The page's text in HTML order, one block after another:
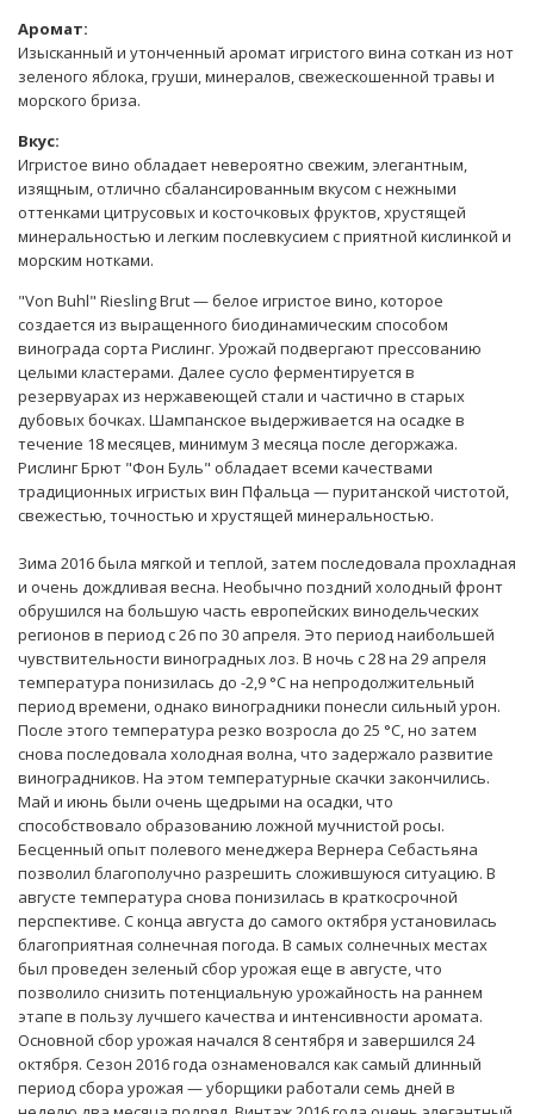
Аромат:
Изысканный и утонченный аромат игристого вина соткан из нот
зеленого яблока, груши, минералов, свежескошенной травы и
морского бриза.
Вкус:
Игристое вино обладает невероятно свежим, элегантным,
изящным, отлично сбалансированным вкусом с нежными
оттенками цитрусовых и косточковых фруктов, хрустящей
минеральностью и легким послевкусием с приятной кислинкой и
морским нотками.
"Von Buhl" Riesling Brut — белое игристое вино, которое
создается из выращенного биодинамическим способом
винограда сорта Рислинг. Урожай подвергают прессованию
целыми кластерами. Далее сусло ферментируется в
резервуарах из нержавеющей стали и частично в старых
дубовых бочках. Шампанское выдерживается на осадке в
течение 18 месяцев, минимум 3 месяца после дегоржажа.
Рислинг Брют "Фон Буль" обладает всеми качествами
традиционных игристых вин Пфальца — пуританской чистотой,
свежестью, точностью и хрустящей минеральностью.
Зима 2016 была мягкой и теплой, затем последовала прохладная
и очень дождливая весна. Необычно поздний холодный фронт
обрушился на большую часть европейских винодельческих
регионов в период с 26 по 30 апреля. Это период наибольшей
чувствительности виноградных лоз. В ночь с 28 на 29 апреля
температура понизилась до -2,9 °C на непродолжительный
период времени, однако виноградники понесли сильный урон.
После этого температура резко возросла до 25 °С, но затем
снова последовала холодная волна, что задержало развитие
виноградников. На этом температурные скачки закончились.
Май и июнь были очень щедрыми на осадки, что
способствовало образованию ложной мучнистой росы.
Бесценный опыт полевого менеджера Вернера Себастьяна
позволил благополучно разрешить сложившуюся ситуацию. В
августе температура снова понизилась в краткосрочной
перспективе. С конца августа до самого октября установилась
благоприятная солнечная погода. В самых солнечных местах
был проведен зеленый сбор урожая еще в августе, что
позволило снизить потенциальную урожайность на раннем
этапе в пользу лучшего качества и интенсивности аромата.
Основной сбор урожая начался 8 сентября и завершился 24
октября. Сезон 2016 года ознаменовался как самый длинный
период сбора урожая — уборщики работали семь дней в